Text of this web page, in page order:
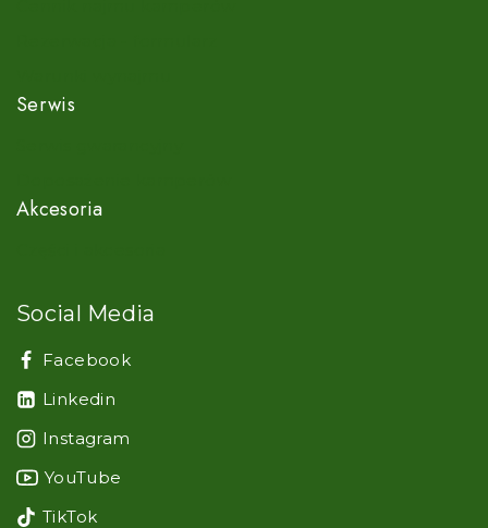
Serwis
Akcesoria
Social Media
Facebook
Linkedin
Instagram
YouTube
TikTok